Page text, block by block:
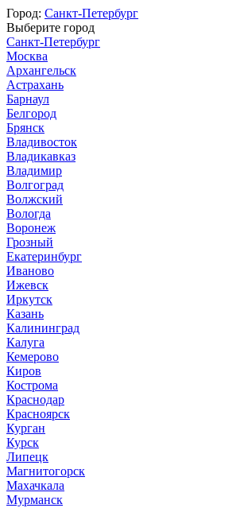
Город: Санкт-Петербург
Выберите город
Санкт-Петербург
Москва
Архангельск
Астрахань
Барнаул
Белгород
Брянск
Владивосток
Владикавказ
Владимир
Волгоград
Волжский
Вологда
Воронеж
Грозный
Екатеринбург
Иваново
Ижевск
Иркутск
Казань
Калининград
Калуга
Кемерово
Киров
Кострома
Краснодар
Красноярск
Курган
Курск
Липецк
Магнитогорск
Махачкала
Мурманск